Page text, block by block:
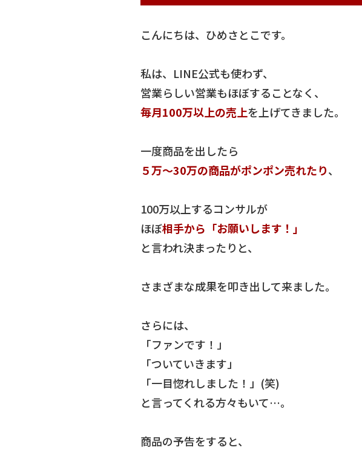
こんにちは、ひめさとこです。
私は、LINE公式も使わず、
営業らしい営業もほぼすることなく、
毎月100万以上の売上を上げてきました。
一度商品を出したら
５万～30万の商品がポンポン売れたり、
100万以上するコンサルが
ほぼ相手から「お願いします！」
と言われ決まったりと、
さまざまな成果を叩き出して来ました。
さらには、
「ファンです！」
「ついていきます」
「一目惚れしました！」(笑)
と言ってくれる方々もいて…。
商品の予告をすると、